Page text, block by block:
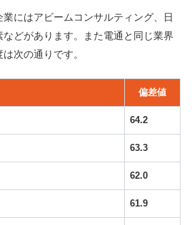
にはアビームコンサルティング、日
どがあります。また電通と同じ業界
次の通りです。
偏差値
64.2
63.3
62.0
61.9